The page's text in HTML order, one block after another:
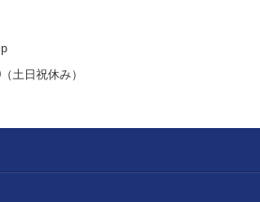
土日祝休み）